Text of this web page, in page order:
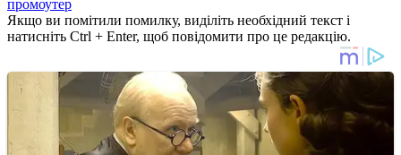
промоутер
Якщо ви помітили помилку, виділіть необхідний текст і
натисніть Ctrl + Enter, щоб повідомити про це редакцію.